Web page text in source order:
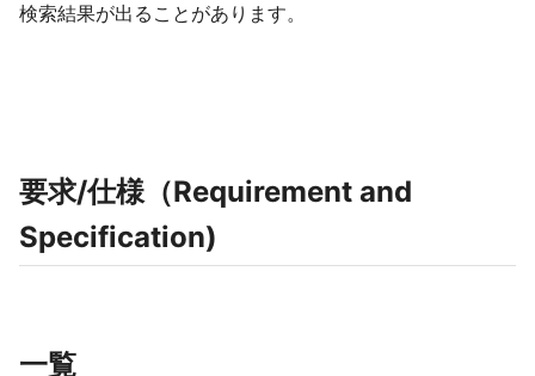
検索結果が出ることがあります。
要求/仕様（Requirement and
Specification)
一覧